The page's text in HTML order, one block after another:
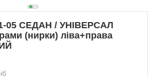
05 СЕДАН / УНІВЕРСАЛ
(нирки) ліва+права